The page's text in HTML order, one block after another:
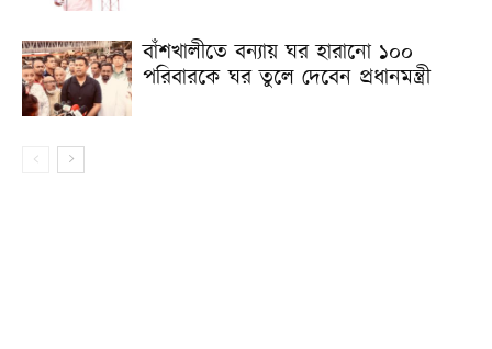
বাঁশখালীতে বন্যায় ঘর হারানো ১০০
পরিবারকে ঘর তুলে দেবেন প্রধানমন্ত্রী